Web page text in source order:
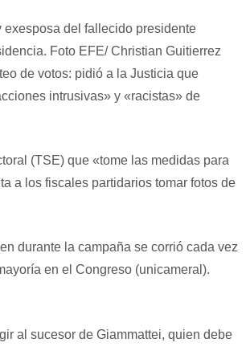
del fallecido presidente
Foto EFE/ Christian Guitierrez
de votos: pidió a la Justicia que
intrusivas» y «racistas» de
(TSE) que «tome las medidas para
a los fiscales partidarios tomar fotos de
durante la campaña se corrió cada vez
en el Congreso (unicameral).
al sucesor de Giammattei, quien debe